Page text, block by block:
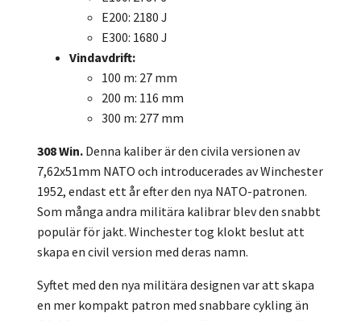
E200: 2180 J
E300: 1680 J
Vindavdrift:
100 m: 27 mm
200 m: 116 mm
300 m: 277 mm
308 Win. Denna kaliber är den civila versionen av
7,62x51mm NATO och introducerades av Winchester
1952, endast ett år efter den nya NATO-patronen.
Som många andra militära kalibrar blev den snabbt
populär för jakt. Winchester tog klokt beslut att
skapa en civil version med deras namn.
Syftet med den nya militära designen var att skapa
en mer kompakt patron med snabbare cykling än